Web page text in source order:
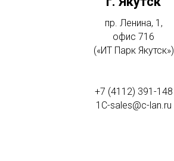
пр. Ленина, 1,
офис 716
(«ИТ Парк Якутск»)
+7 (4112) 391-148
1C-sales@c-lan.ru